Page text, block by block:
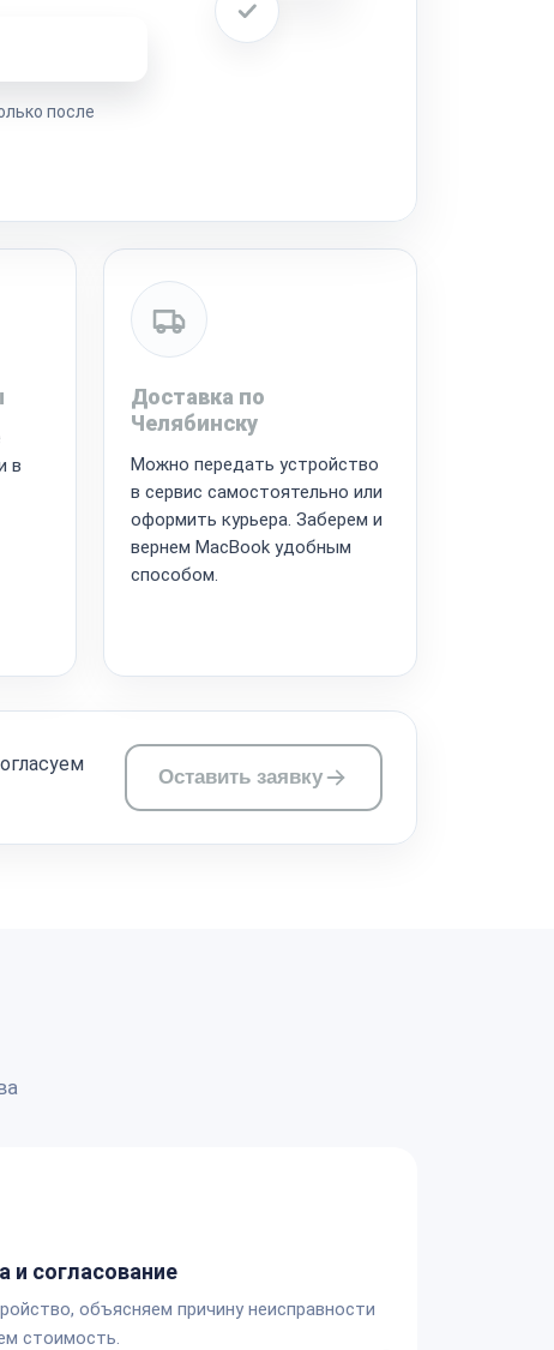
после
в
Доставка по
Челябинску
Можно передать устройство
в сервис самостоятельно или
оформить курьера. Заберем и
вернем MacBook удобным
способом.
Оставить заявку
и согласование
объясняем причину неисправности
стоимость.